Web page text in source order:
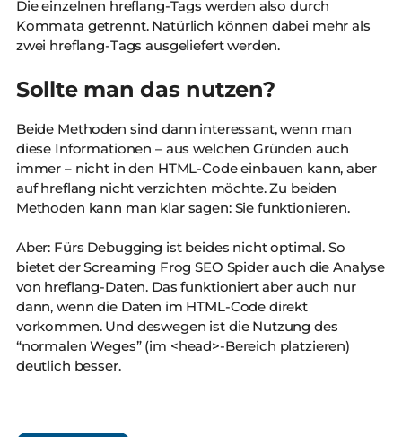
Die einzelnen hreflang-Tags werden also durch
Kommata getrennt. Natürlich können dabei mehr als
zwei hreflang-Tags ausgeliefert werden.
Sollte man das nutzen?
Beide Methoden sind dann interessant, wenn man
diese Informationen – aus welchen Gründen auch
immer – nicht in den HTML-Code einbauen kann, aber
auf hreflang nicht verzichten möchte. Zu beiden
Methoden kann man klar sagen: Sie funktionieren.
Aber: Fürs Debugging ist beides nicht optimal. So
bietet der Screaming Frog SEO Spider auch die Analyse
von hreflang-Daten. Das funktioniert aber auch nur
dann, wenn die Daten im HTML-Code direkt
vorkommen. Und deswegen ist die Nutzung des
“normalen Weges” (im <head>-Bereich platzieren)
deutlich besser.